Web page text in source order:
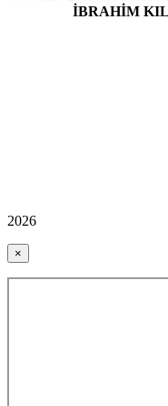
İBRAHİM
2026
×